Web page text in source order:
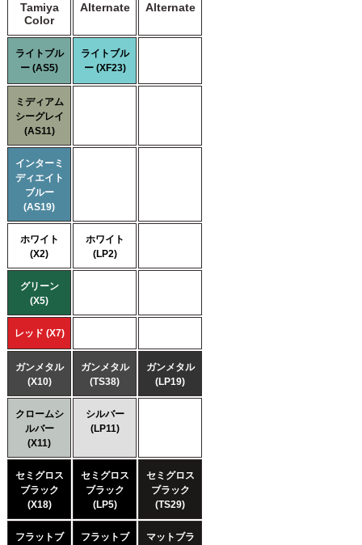
Tamiya
Color
Alternate Alternate
ライトブル
ー (AS5)
ライトブル
ー (XF23)
ミディアム
シーグレイ
(AS11)
インターミ
ディエイト
ブルー
(AS19)
ホワイト
(X2)
ホワイト
(LP2)
グリーン
(X5)
レッド (X7)
ガンメタル
(X10)
ガンメタル
(TS38)
ガンメタル
(LP19)
クロームシ
ルバー
(X11)
シルバー
(LP11)
セミグロス
ブラック
(X18)
セミグロス
ブラック
(LP5)
セミグロス
ブラック
(TS29)
フラットブ
フラットブ
マットブラ